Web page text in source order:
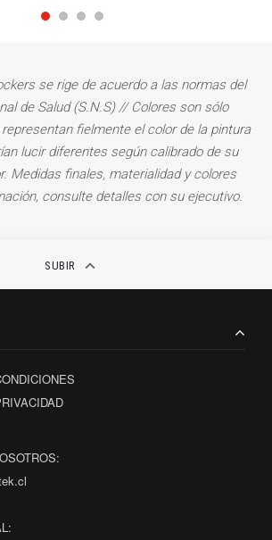
se rige de acuerdo a las normas del
de Salud (S.N.S) // Colores son sólo
fielmente el color de la pintura
lucir diferentes según calibrado de su
Medidas finales, materialidad y colores
consulte detalles con su ejecutivo.
SUBIR keyboard_arrow_up